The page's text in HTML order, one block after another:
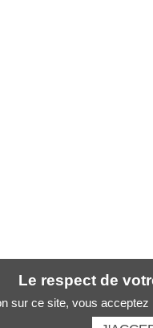
Le respect de
sur ce site, vous